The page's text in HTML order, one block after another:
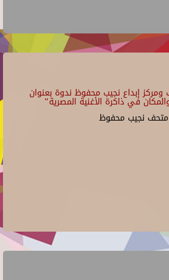
ومركز إبداع نجيب محفوظ ندوة بعنوان
في ذاكرة الأغنية المصرية"
متحف نجيب محفوظ